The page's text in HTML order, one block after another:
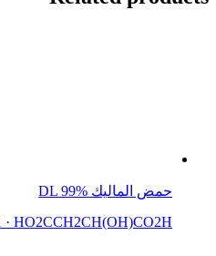
حمض الماليك DL 99%
· HO2CCH2CH(OH)CO2H